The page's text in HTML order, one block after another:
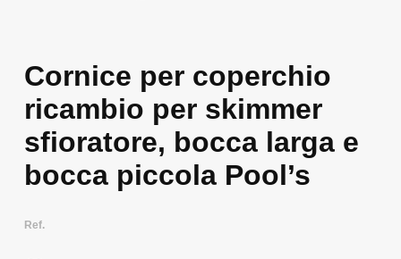
Cornice per coperchio
ricambio per skimmer
sfioratore, bocca larga e
bocca piccola Pool’s
Ref.